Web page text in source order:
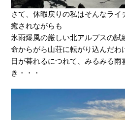
さて、休暇戻りの私はそんなライ
癒されながらも
氷雨爆風の厳しい北アルプスの試
命からがら山荘に転がり込んだわ
日が暮れるにつれて、みるみる雨
き・・・